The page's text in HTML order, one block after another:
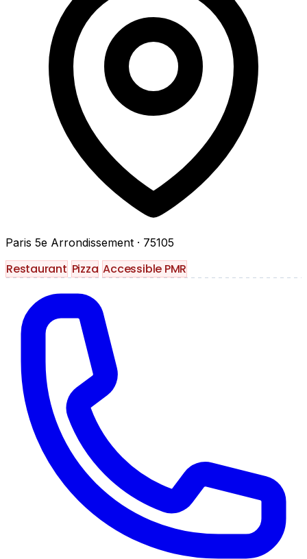
Paris 5e Arrondissement · 75105
Restaurant Pizza Accessible PMR